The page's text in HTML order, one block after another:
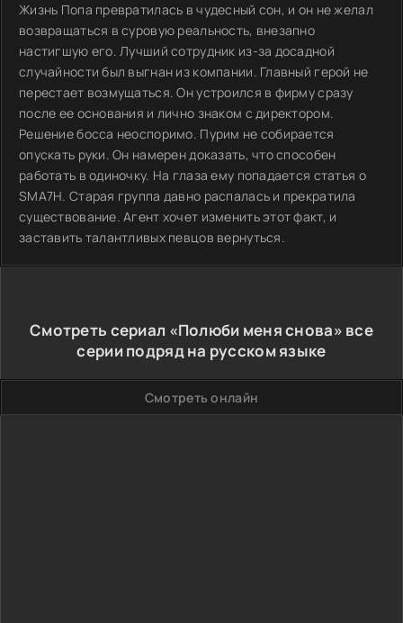
Жизнь Попа превратилась в чудесный сон, и он не желал
возвращаться в суровую реальность, внезапно
настигшую его. Лучший сотрудник из-за досадной
случайности был выгнан из компании. Главный герой не
перестает возмущаться. Он устроился в фирму сразу
после ее основания и лично знаком с директором.
Решение босса неоспоримо. Пурим не собирается
опускать руки. Он намерен доказать, что способен
работать в одиночку. На глаза ему попадается статья о
SMA7H. Старая группа давно распалась и прекратила
существование. Агент хочет изменить этот факт, и
заставить талантливых певцов вернуться.
Смотреть сериал «Полюби меня снова» все
серии подряд на русском языке
Смотреть онлайн